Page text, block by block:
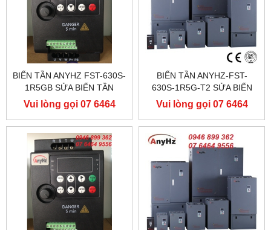
BIẾN TẦN ANYHZ FST-630S-
1R5GB SỬA BIẾN TẦN
ANYHZ
Vui lòng gọi 07 6464
9556
BIẾN TẦN ANYHZ-FST-
630S-1R5G-T2 SỬA BIẾN
TẦN ANYHZ
Vui lòng gọi 07 6464
9556